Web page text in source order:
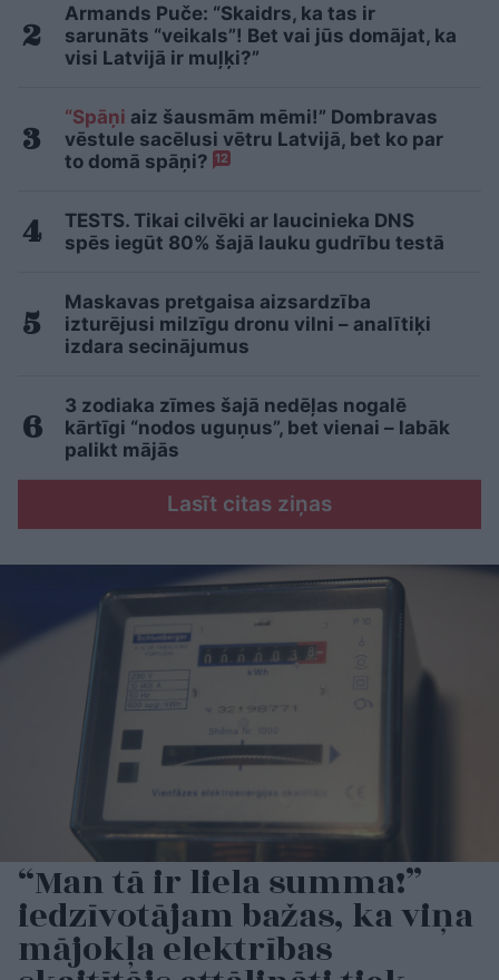
Armands Puče: “Skaidrs, ka tas ir
sarunāts “veikals”! Bet vai jūs domājat, ka
visi Latvijā ir muļķi?”
“Spāņi aiz šausmām mēmi!” Dombravas
vēstule sacēlusi vētru Latvijā, bet ko par
to domā spāņi? 12
TESTS. Tikai cilvēki ar laucinieka DNS
spēs iegūt 80% šajā lauku gudrību testā
Maskavas pretgaisa aizsardzība
izturējusi milzīgu dronu vilni – analītiķi
izdara secinājumus
3 zodiaka zīmes šajā nedēļas nogalē
kārtīgi “nodos uguņus”, bet vienai – labāk
palikt mājās
Lasīt citas ziņas
“Man tā ir liela summa!”
iedzīvotājam bažas, ka viņa
mājokļa elektrības